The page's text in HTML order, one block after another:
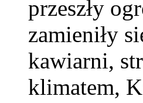
przeszły
zamieniły
kawiarni,
klimatem,